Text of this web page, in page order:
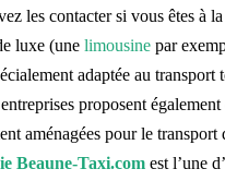
les contacter si vous êtes à
luxe (une limousine par
adaptée au transport
proposent
aménagées pour le transport
Beaune-Taxi.com est l’une